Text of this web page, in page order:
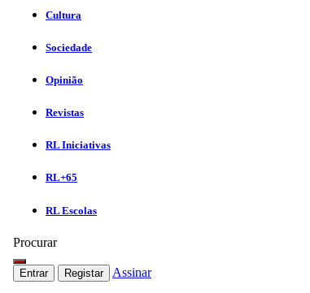
Cultura
Sociedade
Opinião
Revistas
RL Iniciativas
RL+65
RL Escolas
Procurar
Entrar Registar Assinar